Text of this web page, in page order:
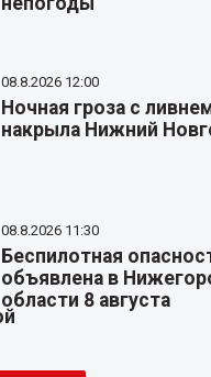
08.8.2026 12:00
Ночная гроза с
накрыла Нижний
08.8.2026 11:30
Беспилотная
объявлена в
области 8 августа